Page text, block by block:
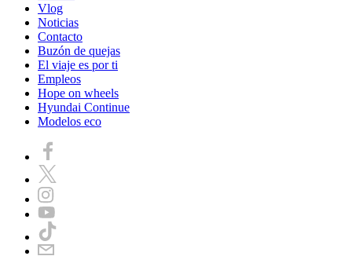
Vlog
Noticias
Contacto
Buzón de quejas
El viaje es por ti
Empleos
Hope on wheels
Hyundai Continue
Modelos eco